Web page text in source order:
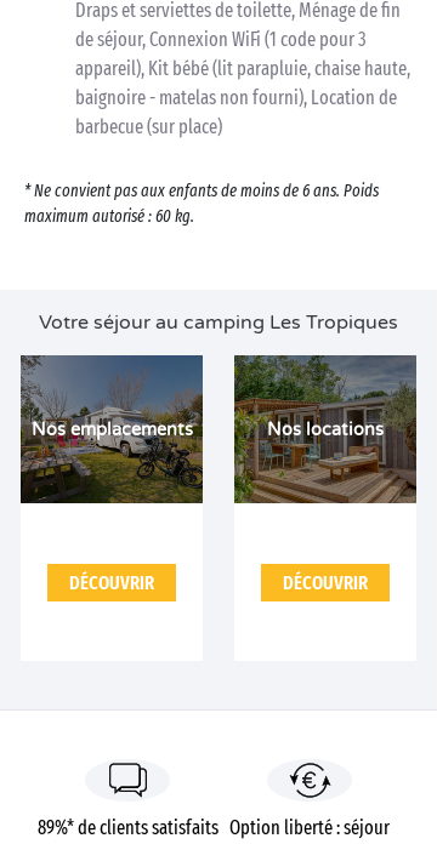
Draps et serviettes de toilette, Ménage de fin
de séjour, Connexion WiFi (1 code pour 3
appareil), Kit bébé (lit parapluie, chaise haute,
baignoire - matelas non fourni), Location de
barbecue (sur place)
* Ne convient pas aux enfants de moins de 6 ans. Poids
maximum autorisé : 60 kg.
Votre séjour au camping Les Tropiques
Nos emplacements
DÉCOUVRIR
Nos locations
DÉCOUVRIR
89%* de clients satisfaits Option liberté : séjour